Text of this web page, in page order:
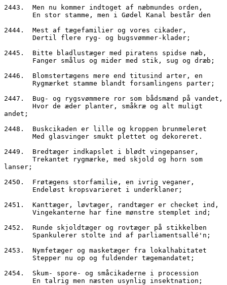
2443.  Men nu kommer indtoget af næbmundes orden,
       En stor stamme, men i Gødel Kanal består den
2444.  Mest af tægefamilier og vores cikader,
       Dertil flere ryg- og bugsvømmer-klader;
2445.  Bitte bladlustæger med piratens spidse næb,
       Fanger smålus og mider med stik, sug og dræb;
2446.  Blomstertægens mere end titusind arter, en
       Rygmærket stamme blandt forsamlingens parter;
2447.  Bug- og rygsvømmere ror som bådsmænd på vandet,
andet;
2448.  Buskcikaden er lille og kroppen brunmeleret
       Med glasvinger smukt plettet og dekoreret.
2449.  Bredtæger indkapslet i blødt vingepanser,
lanser;
2450.  Frøtægens storfamilie, en ivrig veganer,
       Endeløst kropsvarieret i underklaner;
2451.  Kanttæger, løvtæger, randtæger er checket ind,
       Vingekanterne har fine mønstre stemplet ind;
2452.  Runde skjoldtæger og rovtæger på stikkelben
       Spankulerer stolte ind af parliamentsallé'n;
2453.  Nymfetæger og masketæger fra lokalhabitatet
       Stepper nu op og fuldender tægemandatet;
2454.  Skum- spore- og småcikaderne i procession
       En talrig men næsten usynlig insektnation;